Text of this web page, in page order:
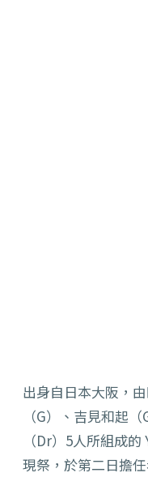
出身自日本大阪，
（G）、吉見和起
（Dr）5人所組成
現祭，於第二日擔